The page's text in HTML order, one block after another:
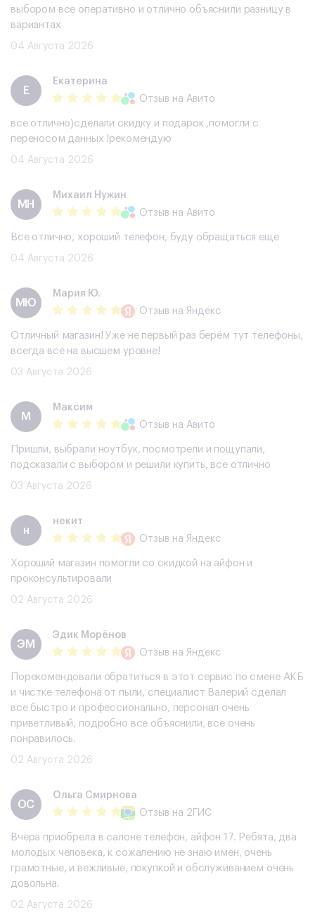
выбором все оперативно и отлично объяснили разницу в
вариантах
04 Августа 2026
Е
Екатерина
Отзыв на Авито
все отлично)сделали скидку и подарок ,помогли с
переносом данных !рекомендую
04 Августа 2026
МН
Михаил Нужин
Отзыв на Авито
Все отлично, хороший телефон, буду обращаться еще
04 Августа 2026
МЮ
Мария Ю.
Отзыв на Яндекс
Отличный магазин! Уже не первый раз берём тут телефоны,
всегда все на высшем уровне!
03 Августа 2026
М
Максим
Отзыв на Авито
Пришли, выбрали ноутбук, посмотрели и пощупали,
подсказали с выбором и решили купить, все отлично
03 Августа 2026
н
некит
Отзыв на Яндекс
Хороший магазин помогли со скидкой на айфон и
проконсультировали
02 Августа 2026
ЭМ
Эдик Морёнов
Отзыв на Яндекс
Порекомендовали обратиться в этот сервис по смене АКБ
и чистке телефона от пыли, специалист Валерий сделал
все быстро и профессионально, персонал очень
приветливый, подробно все объяснили, все очень
понравилось.
02 Августа 2026
ОС
Ольга Смирнова
Отзыв на 2ГИС
Вчера приобрела в салоне телефон, айфон 17. Ребята, два
молодых человека, к сожалению не знаю имен, очень
грамотные, и вежливые, покупкой и обслуживанием очень
довольна.
02 Августа 2026